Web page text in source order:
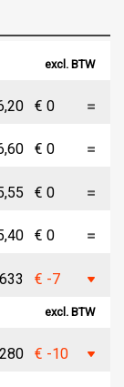
excl. BTW
€ 0
€ 0
€ 0
€ 0
€ -7
excl. BTW
€ -10